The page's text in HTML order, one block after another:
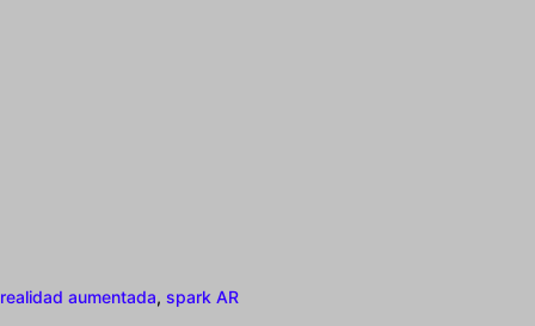
realidad aumentada, spark AR